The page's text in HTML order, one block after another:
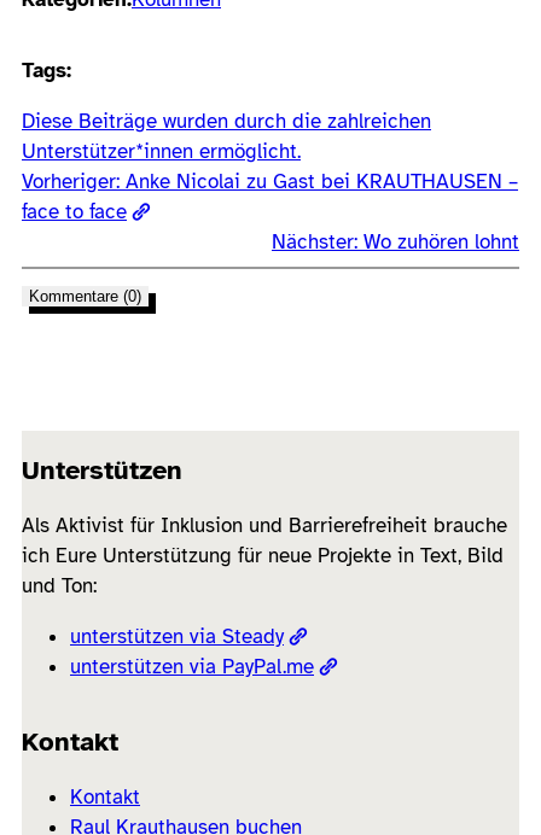
Tags:
Diese Beiträge wurden durch die zahlreichen
Unterstützer*innen ermöglicht.
Vorheriger: Anke Nicolai zu Gast bei KRAUTHAUSEN –
face to face
Nächster: Wo zuhören lohnt
Kommentare (0)
Unterstützen
Als Aktivist für Inklusion und Barrierefreiheit brauche
ich Eure Unterstützung für neue Projekte in Text, Bild
und Ton:
unterstützen via Steady
unterstützen via PayPal.me
Kontakt
Kontakt
Raul Krauthausen buchen